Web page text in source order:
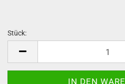
Stück: